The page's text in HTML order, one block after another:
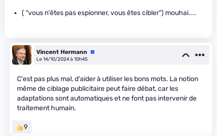
( "vous n'êtes pas espionner, vous êtes cibler") mouhai....
Vincent Hermann
Équipe
Le 14/10/2024 à 10h45
C'est pas plus mal, d'aider à utiliser les bons mots. La notion
même de ciblage publicitaire peut faire débat, car les
adaptations sont automatiques et ne font pas intervenir de
traitement humain.
9